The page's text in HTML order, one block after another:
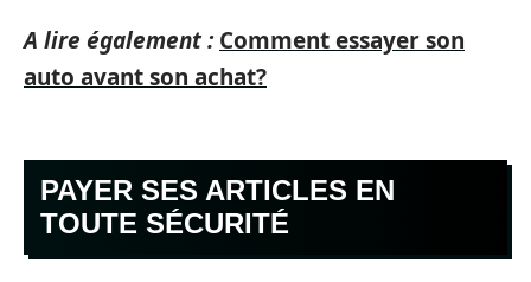
A lire également : Comment essayer son
auto avant son achat?
PAYER SES ARTICLES EN
TOUTE SÉCURITÉ